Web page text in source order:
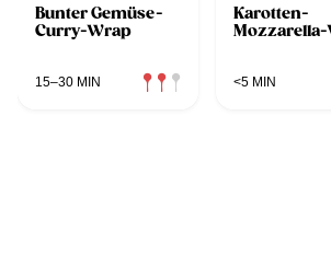
Bunter Gemüse-
Curry-Wrap
15–30 MIN
Karotten-
<5 MIN